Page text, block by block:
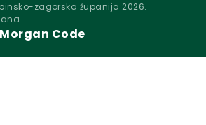
zagorska županija 2026.
Morgan Code